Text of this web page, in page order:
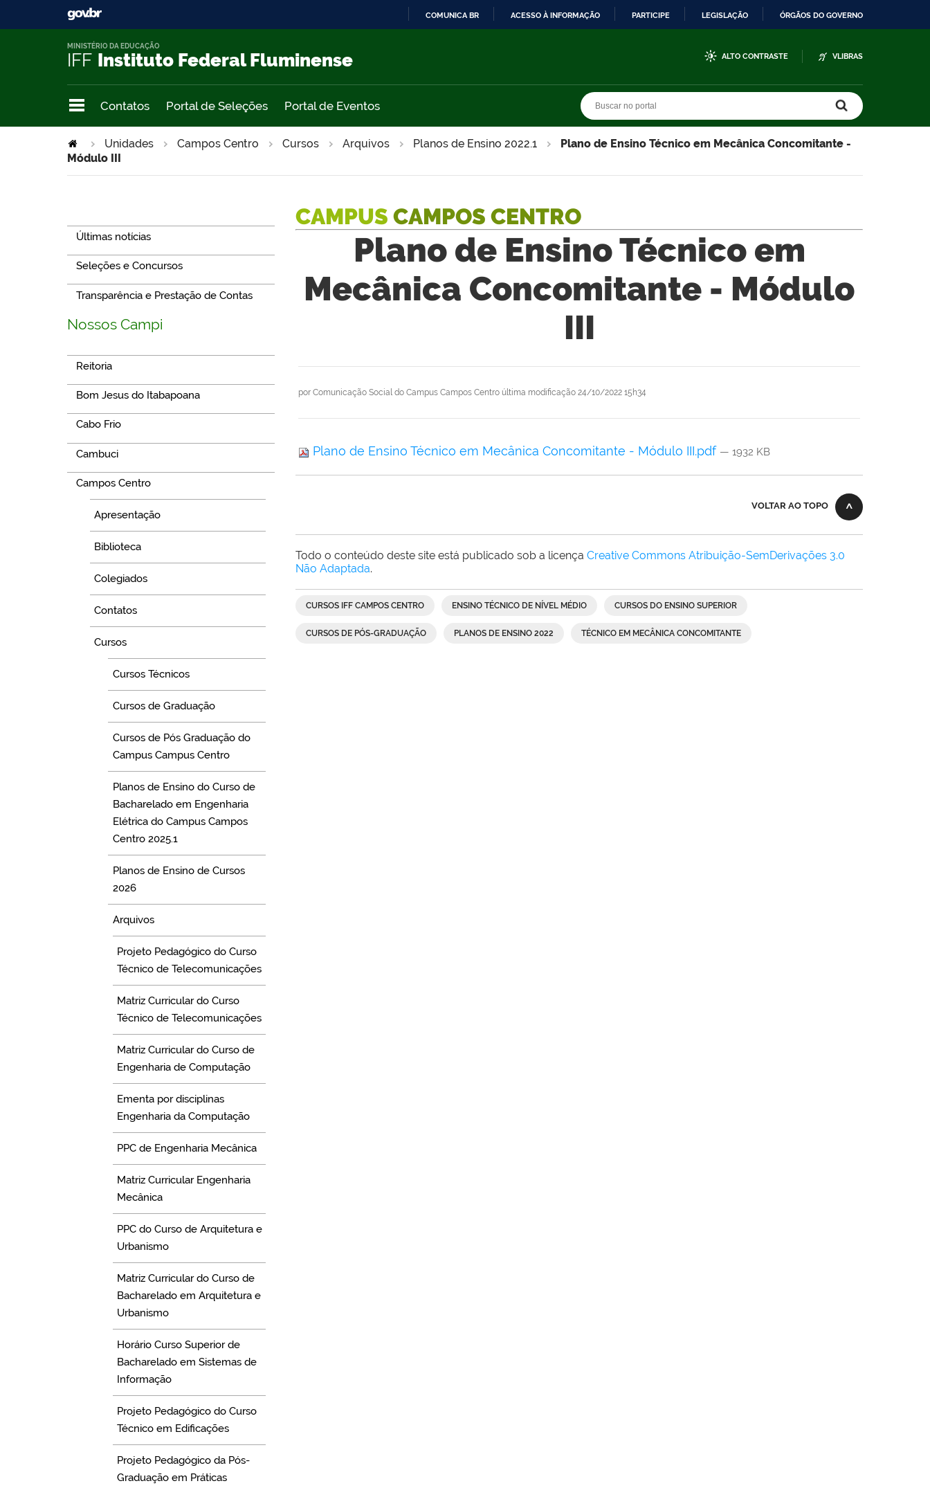
COMUNICA BR ACESSO À INFORMAÇÃO PARTICIPE LEGISLAÇÃO ÓRGÃOS DO GOVERNO
IFF Instituto Federal Fluminense
MINISTÉRIO DA EDUCAÇÃO
ALTO CONTRASTE VLIBRAS
Contatos Portal de Seleções Portal de Eventos
Unidades Campos Centro Cursos Arquivos Planos de Ensino 2022.1
Plano de Ensino Técnico em Mecânica Concomitante -
Módulo III
Últimas notícias
Seleções e Concursos
Transparência e Prestação de Contas
Nossos Campi
Reitoria
Bom Jesus do Itabapoana
Cabo Frio
Cambuci
Campos Centro
Apresentação
Biblioteca
Colegiados
Contatos
Cursos
Cursos Técnicos
Cursos de Graduação
Cursos de Pós Graduação do
Campus Campus Centro
Planos de Ensino do Curso de
Bacharelado em Engenharia
Elétrica do Campus Campos
Centro 2025.1
Planos de Ensino de Cursos
2026
Arquivos
Projeto Pedagógico do Curso
Técnico de Telecomunicações
Matriz Curricular do Curso
Técnico de Telecomunicações
Matriz Curricular do Curso de
Engenharia de Computação
Ementa por disciplinas
Engenharia da Computação
PPC de Engenharia Mecânica
Matriz Curricular Engenharia
Mecânica
PPC do Curso de Arquitetura e
Urbanismo
Matriz Curricular do Curso de
Bacharelado em Arquitetura e
Urbanismo
Horário Curso Superior de
Bacharelado em Sistemas de
Informação
Projeto Pedagógico do Curso
Técnico em Edificações
Projeto Pedagógico da Pós-
Graduação em Práticas
CAMPUS CAMPOS CENTRO
Plano de Ensino Técnico em
Mecânica Concomitante - Módulo
III
por Comunicação Social do Campus Campos Centro última modificação 24/10/2022 15h34
Plano de Ensino Técnico em Mecânica Concomitante - Módulo III.pdf — 1932 KB
VOLTAR AO TOPO
Todo o conteúdo deste site está publicado sob a licença Creative Commons Atribuição-SemDerivações 3.0
Não Adaptada.
CURSOS IFF CAMPOS CENTRO ENSINO TÉCNICO DE NÍVEL MÉDIO CURSOS DO ENSINO SUPERIOR
CURSOS DE PÓS-GRADUAÇÃO PLANOS DE ENSINO 2022 TÉCNICO EM MECÂNICA CONCOMITANTE